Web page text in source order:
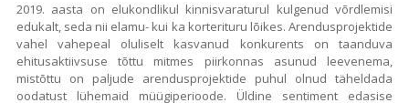
2019. aasta on elukondlikul kinnisvaraturul kulgenud võrdlemisi
edukalt, seda nii elamu- kui ka korterituru lõikes. Arendusprojektide
vahel vahepeal oluliselt kasvanud konkurents on taanduva
ehitusaktiivsuse tõttu mitmes piirkonnas asunud leevenema,
mistõttu on paljude arendusprojektide puhul olnud täheldada
oodatust lühemaid müügiperioode. Üldine sentiment edasise